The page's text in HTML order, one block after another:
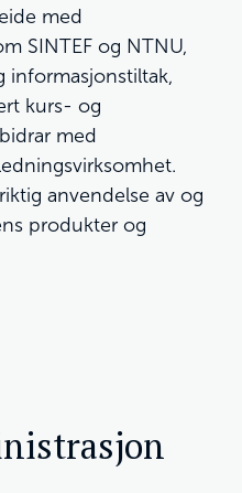
med
SINTEF og NTNU,
informasjonstiltak,
kurs- og
med
anvendelse av og
produkter og